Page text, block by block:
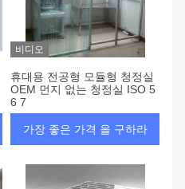
비디오
휴대용 전공형 모듈형 청정실
OEM 먼지 없는 청정실 ISO 5
6 7
가장 좋은 가격 을 구하라